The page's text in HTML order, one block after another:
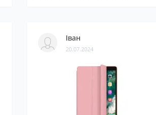
Іван
20.07.2024